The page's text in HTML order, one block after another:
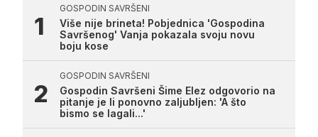
GOSPODIN SAVRŠENI
Više nije brineta! Pobjednica 'Gospodina
Savršenog' Vanja pokazala svoju novu
boju kose
GOSPODIN SAVRŠENI
Gospodin Savršeni Šime Elez odgovorio na
pitanje je li ponovno zaljubljen: 'A što
bismo se lagali...'